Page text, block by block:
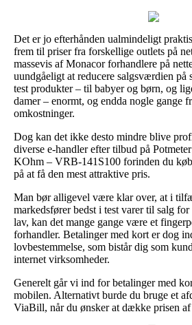
Det er jo efterhånden ualmindeligt
frem til priser fra forskellige outlets på
massevis af Monacor forhandlere på
uundgåeligt at reducere salgsværdien på
test produkter – til babyer og børn, og
damer – enormt, og endda nogle gange
omkostninger.
Dog kan det ikke desto mindre blive
diverse e-handler efter tilbud på
KOhm – VRB-141S100 forinden du
på at få den mest attraktive pris.
Man bør alligevel være klar over, at i
markedsfører bedst i test varer til salg
lav, kan det mange gange være et
forhandler. Betalinger med kort er dog
lovbestemmelse, som bistår dig som
internet virksomheder.
Generelt går vi ind for betalinger med
mobilen. Alternativt burde du bruge et
ViaBill, når du ønsker at dække prisen af